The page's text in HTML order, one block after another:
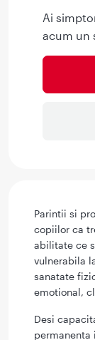
Ai
acum un
Parintii si
copiilor ca
abilitate ce
vulnerabila
sanatate
emotional,
Desi